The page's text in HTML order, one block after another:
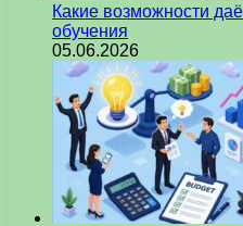
Какие возможности
обучения
05.06.2026